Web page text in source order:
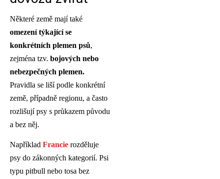
Některé země mají také
omezení týkající se
konkrétních plemen psů,
zejména tzv. bojových nebo
nebezpečných plemen.
Pravidla se liší podle konkrétní
země, případně regionu, a často
rozlišují psy s průkazem původu
a bez něj.
Například Francie rozděluje
psy do zákonných kategorií. Psi
typu pitbull nebo tosa bez